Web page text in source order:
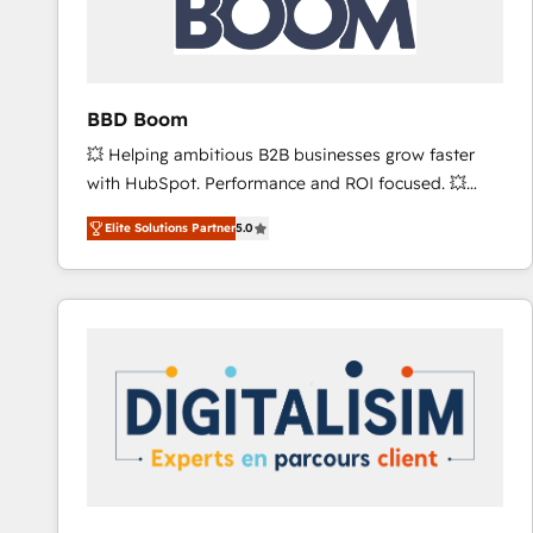
across offices and consulting teams in the UK, USA,
Canada, Germany, France, Belgium, Singapore, and
international offices and 175+ employees.
BBD Boom
💥 Helping ambitious B2B businesses grow faster
with HubSpot. Performance and ROI focused. 💥
BBD Boom is the HubSpot partner that can help you
to HubSpot Better. We work with your teams to
solve all your HubSpot challenges and improve user
adoption, sales process and marketing results.
HubSpot set-up for better results 🌐 Website design
and build using HubSpot 🔌 Integrating HubSpot
with other systems 🎓 Training your teams to be
HubSpot pros 📊 Lead generation services using
Elite Solutions Partner5.0